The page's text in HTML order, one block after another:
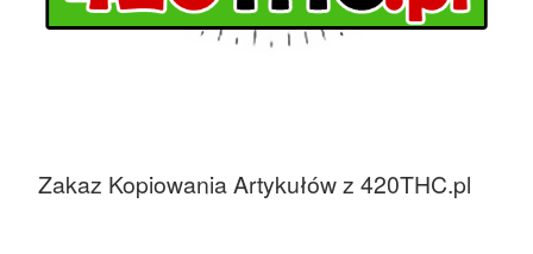
Zakaz Kopiowania Artykułów z 420THC.pl